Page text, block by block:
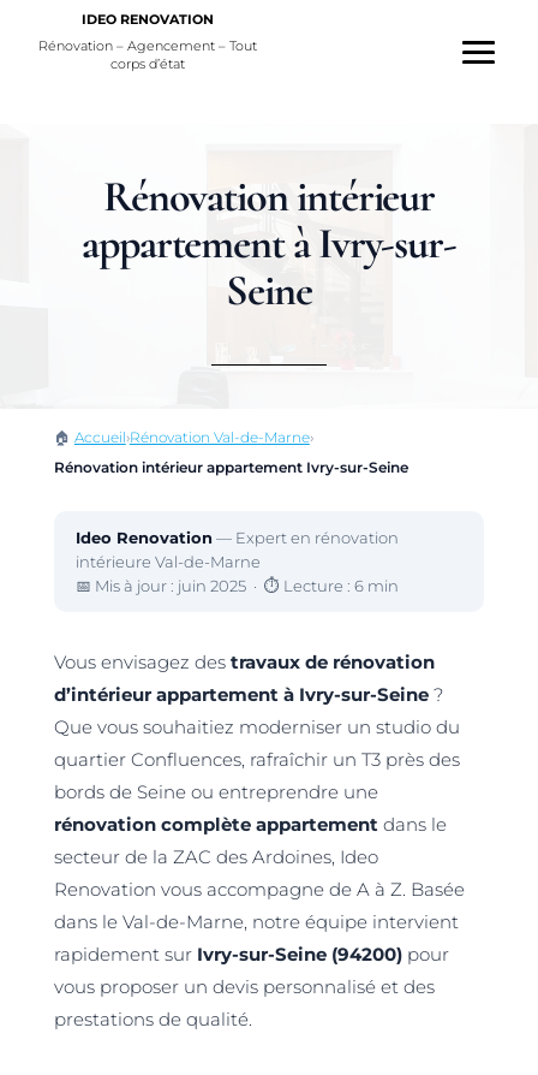
IDEO RENOVATION
Rénovation – Agencement – Tout
corps d’état
Rénovation intérieur
appartement à Ivry-sur-
Seine
🏠 Accueil›Rénovation Val-de-Marne›
Rénovation intérieur appartement Ivry-sur-Seine
Ideo Renovation — Expert en rénovation
intérieure Val-de-Marne
📅 Mis à jour : juin 2025· ⏱ Lecture : 6 min
Vous envisagez des travaux de rénovation
d’intérieur appartement à Ivry-sur-Seine?
Que vous souhaitiez moderniser un studio du
quartier Confluences, rafraîchir un T3 près des
bords de Seine ou entreprendre une
rénovation complète appartementdans le
secteur de la ZAC des Ardoines, Ideo
Renovation vous accompagne de A à Z. Basée
dans le Val-de-Marne, notre équipe intervient
rapidement sur Ivry-sur-Seine (94200)pour
vous proposer un devis personnalisé et des
prestations de qualité.